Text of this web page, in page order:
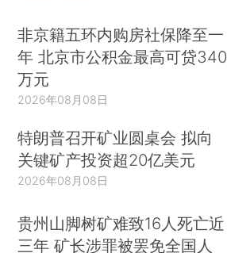
非京籍五环内购房社保降至一
年 北京市公积金最高可贷340
万元
2026年08月08日
特朗普召开矿业圆桌会 拟向
关键矿产投资超20亿美元
2026年08月08日
贵州山脚树矿难致16人死亡近
三年 矿长涉罪被罢免全国人